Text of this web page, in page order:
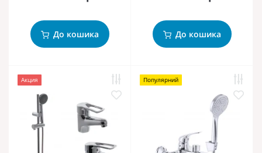
До кошика До кошика
Акция Популярний